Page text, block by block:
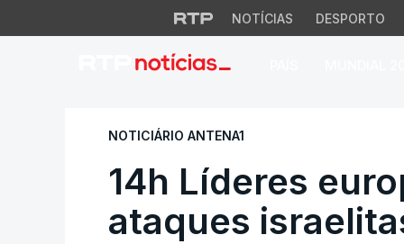
NOTÍCIAS DESPORTO
14h Líderes
NOTICIÁRIO ANTENA1
14h Líderes
ataques